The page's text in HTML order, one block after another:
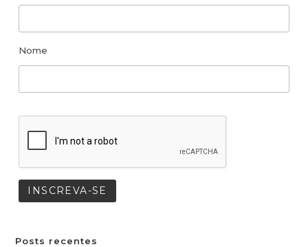
Nome
Posts recentes